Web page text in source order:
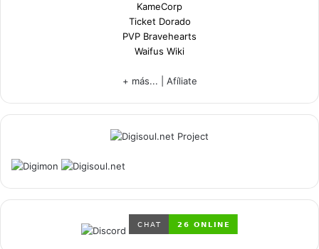
KameCorp
Ticket Dorado
PVP Bravehearts
Waifus Wiki
+ más... Afíliate